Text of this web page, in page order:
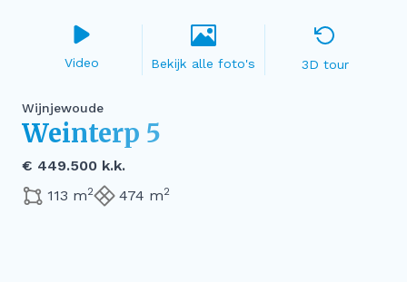
Video 3D tour
Wijnjewoude
Weinterp 5
€ 449.500 k.k.
113 m2 474 m2